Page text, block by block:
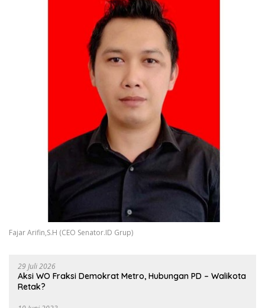
Fajar Arifin,S.H (CEO Senator.ID Grup)
29 Juli 2026
Aksi WO Fraksi Demokrat Metro, Hubungan PD – Walikota
Retak?